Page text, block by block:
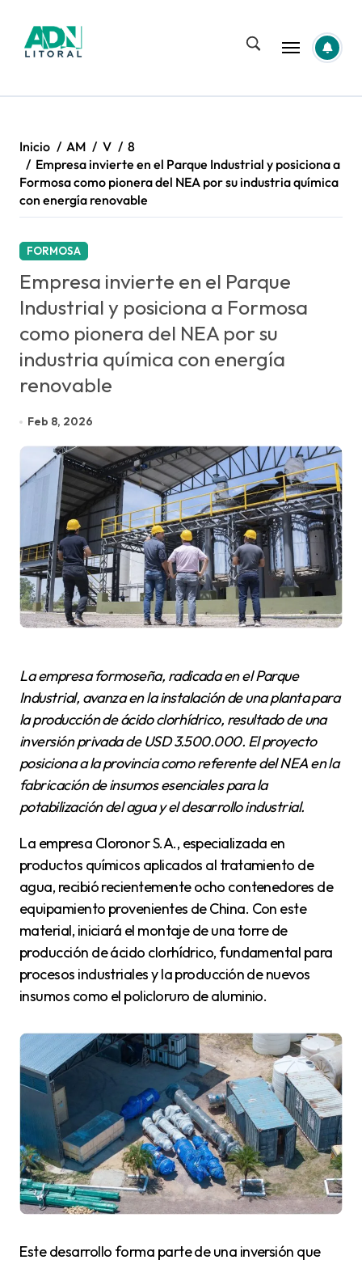
contenido
Inicio AM V
8
Empresa invierte en el Parque Industrial y posiciona a
Formosa como pionera del NEA por su industria química
con energía renovable
FORMOSA
Empresa invierte en el Parque
Industrial y posiciona a Formosa
como pionera del NEA por su
industria química con energía
renovable
Feb 8, 2026
La empresa formoseña, radicada en el Parque
Industrial, avanza en la instalación de una planta para
la producción de ácido clorhídrico, resultado de una
inversión privada de USD 3.500.000. El proyecto
posiciona a la provincia como referente del NEA en la
fabricación de insumos esenciales para la
potabilización del agua y el desarrollo industrial.
La empresa Cloronor S.A., especializada en
productos químicos aplicados al tratamiento de
agua, recibió recientemente ocho contenedores de
equipamiento provenientes de China. Con este
material, iniciará el montaje de una torre de
producción de ácido clorhídrico, fundamental para
procesos industriales y la producción de nuevos
insumos como el policloruro de aluminio.
Este desarrollo forma parte de una inversión que